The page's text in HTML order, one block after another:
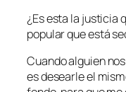
¿Es esta la justicia
popular que está
Cuando alguien
es desearle el